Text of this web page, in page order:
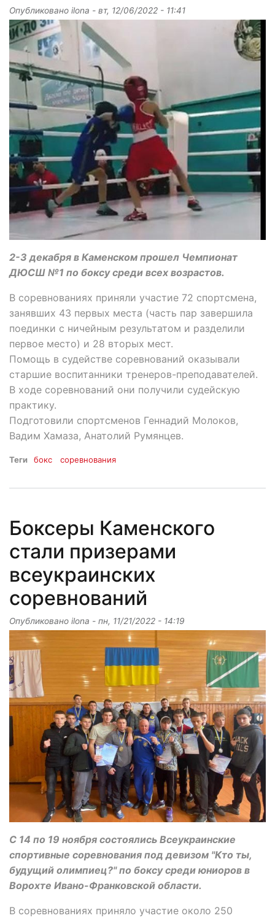
Опубликовано ilona - вт, 12/06/2022 - 11:41
2-3 декабря в Каменском прошел Чемпионат
ДЮСШ №1 по боксу среди всех возрастов.
В соревнованиях приняли участие 72 спортсмена,
занявших 43 первых места (часть пар завершила
поединки с ничейным результатом и разделили
первое место) и 28 вторых мест.
Помощь в судействе соревнований оказывали
старшие воспитанники тренеров-преподавателей.
В ходе соревнований они получили судейскую
практику.
Подготовили спортсменов Геннадий Молоков,
Вадим Хамаза, Анатолий Румянцев.
Теги бокс соревнования
Боксеры Каменского
стали призерами
всеукраинских
соревнований
Опубликовано ilona - пн, 11/21/2022 - 14:19
С 14 по 19 ноября состоялись Всеукраинские
спортивные соревнования под девизом "Кто ты,
будущий олимпиец?" по боксу среди юниоров в
Ворохте Ивано-Франковской области.
В соревнованиях приняло участие около 250